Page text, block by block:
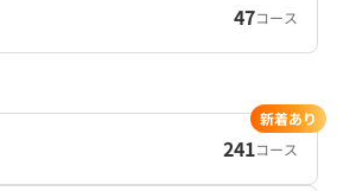
47コース
241コース
新着あり